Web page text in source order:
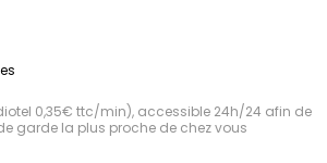
0,35€ ttc/min), accessible 24h/24 afin de
garde la plus proche de chez vous